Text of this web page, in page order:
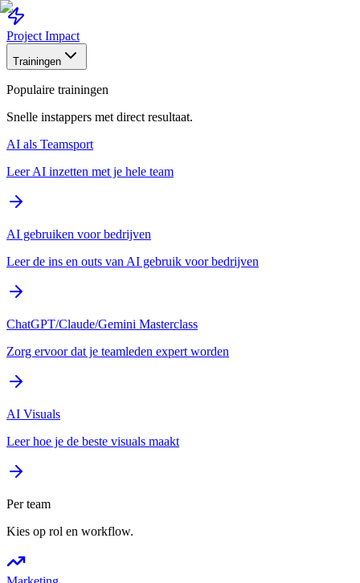
Project Impact
Trainingen
Populaire trainingen
Snelle instappers met direct resultaat.
AI als Teamsport
Leer AI inzetten met je hele team
AI gebruiken voor bedrijven
Leer de ins en outs van AI gebruik voor bedrijven
ChatGPT/Claude/Gemini Masterclass
Zorg ervoor dat je teamleden expert worden
AI Visuals
Leer hoe je de beste visuals maakt
Per team
Kies op rol en workflow.